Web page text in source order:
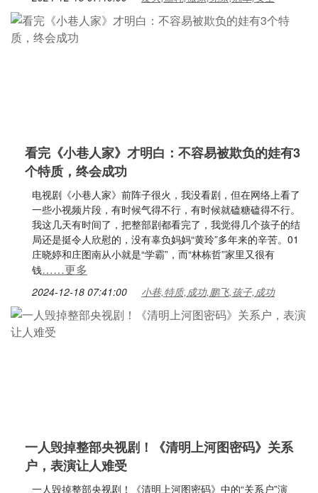
看完《小巷人家》才明白：不容易被欺负的娃有3
个特质，终会成功
电视剧《小巷人家》前阵子很火，我没看剧，但在网络上看了
一些小视频片段，有时候气得不行，有时候就磕糖磕得不行。
我这几天有时间了，把整部剧都看完了，我觉得几个孩子的结
局还是挺令人欣慰的，没有辜负妈妈“黄玲”多年来的辛苦。01
庄晓婷和庄图南从小就是“学霸”，而“林栋哲”家里又很有
钱……更多
2024-12-18 07:41:00 小巷,特质,成功,鹏飞,孩子,成功
一人毁掉整部央视剧！《清明上河图密码》关系
户，表演让人难受
一人毁掉整部央视剧！《清明上河图密码》中的“关系户”演